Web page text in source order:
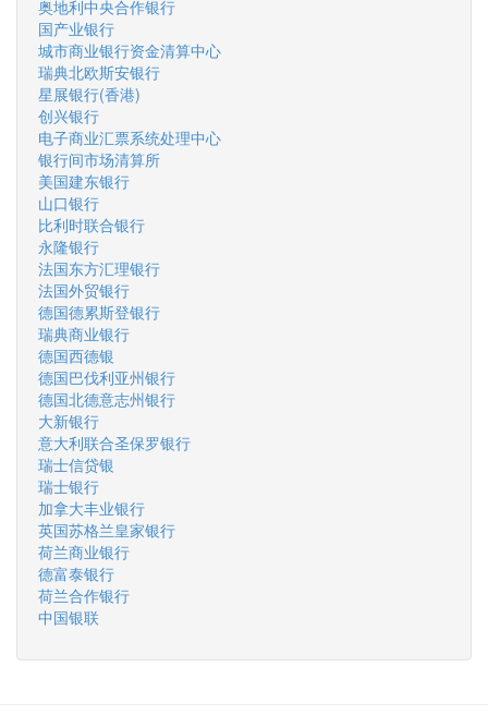
奥地利中央合作银行
国产业银行
城市商业银行资金清算中心
瑞典北欧斯安银行
星展银行(香港)
创兴银行
电子商业汇票系统处理中心
银行间市场清算所
美国建东银行
山口银行
比利时联合银行
永隆银行
法国东方汇理银行
法国外贸银行
德国德累斯登银行
瑞典商业银行
德国西德银
德国巴伐利亚州银行
德国北德意志州银行
大新银行
意大利联合圣保罗银行
瑞士信贷银
瑞士银行
加拿大丰业银行
英国苏格兰皇家银行
荷兰商业银行
德富泰银行
荷兰合作银行
中国银联